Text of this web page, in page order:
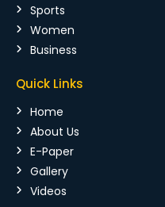
Sports
Women
Business
Quick Links
Home
About Us
E-Paper
Gallery
Videos